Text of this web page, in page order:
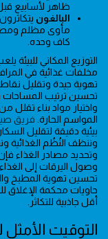
ظاهر لأسابيع
البالغون
مأوى مظلم
كاف وحده.
التوزيع المكاني للبيئة
مخلفات غذائية في
تهوية جيدة وتقليل
تحسين ترتيب المساحات
واختيار مواد بناء تقلل
المواسم الحارة. فريق
بيئية دقيقة لتقليل
وننظف النُظُم الغذائية
وتحديد مصادر الغذاء
وصول اليرقات إلى
تحسين تهوية المطبخ
حاويات محكمة الإغلاق
أقل جاذبية للتكاثر.
التوقيت